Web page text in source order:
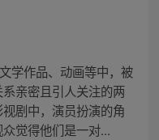
学作品、动画等中，被
亲密且引人关注的两
剧中，演员扮演的角
觉得他们是一对...